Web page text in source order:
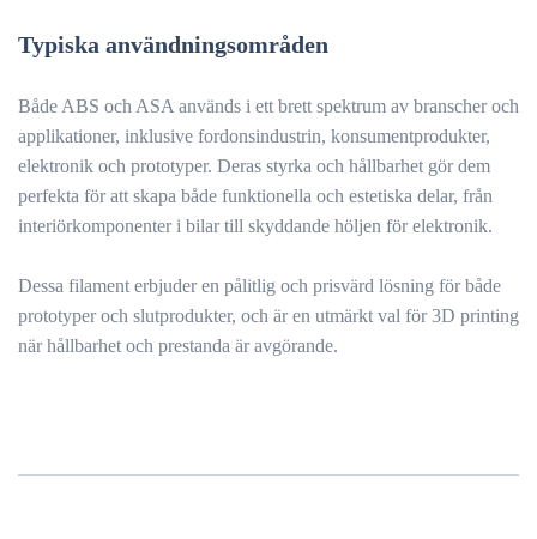
Typiska användningsområden
Både ABS och ASA används i ett brett spektrum av branscher och
applikationer, inklusive fordonsindustrin, konsumentprodukter,
elektronik och prototyper. Deras styrka och hållbarhet gör dem
perfekta för att skapa både funktionella och estetiska delar, från
interiörkomponenter i bilar till skyddande höljen för elektronik.
Dessa filament erbjuder en pålitlig och prisvärd lösning för både
prototyper och slutprodukter, och är en utmärkt val för 3D printing
när hållbarhet och prestanda är avgörande.